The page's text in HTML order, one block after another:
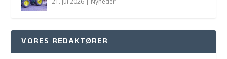
21. jul 2026 | Nyheder
VORES REDAKTØRER